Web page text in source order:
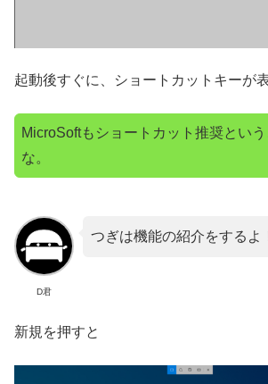
起動後すぐに、ショートカットキーが
MicroSoftもショートカット推奨とい
な。
D君
つぎは機能の紹介をするよ
新規を押すと